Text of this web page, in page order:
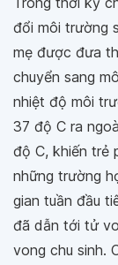
đổi môi trường
mẹ được đưa
chuyển sang
nhiệt độ môi
37 độ C ra
độ C, khiến trẻ
những trường
gian tuần đầu
đã dẫn tới tử
vong chu sinh.